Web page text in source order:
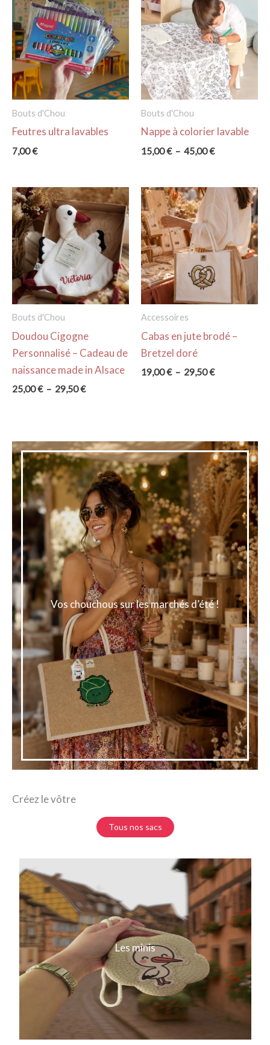
Bouts d'Chou
Feutres ultra lavables
7,00€
Bouts d'Chou
Nappe à colorier lavable
15,00€ – 45,00€Plage
15,00 €
à
45,00 €
Bouts d'Chou
Doudou Cigogne
Personnalisé – Cadeau de
naissance made in Alsace
25,00€ – 29,50€Plage
29,50 €
Accessoires
Cabas en jute brodé –
Bretzel doré
19,00€ – 29,50€Plage
Vos chouchous sur les marchés d’été !
Créez le vôtre
Tous nos sacs
Les minis